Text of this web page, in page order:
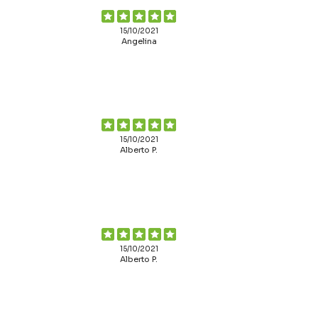
15/10/2021
Angelina
15/10/2021
Alberto P.
15/10/2021
Alberto P.